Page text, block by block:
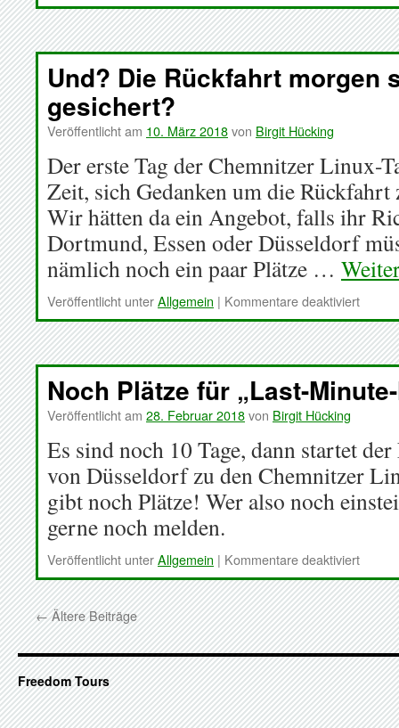
Und? Die Rückfahrt morgen
gesichert?
Veröffentlicht am 10. März 2018von Birgit Hücking
Der erste Tag der Chemnitzer Linux-
Zeit, sich Gedanken um die Rückfahrt
Wir hätten da ein Angebot, falls ihr
Dortmund, Essen oder Düsseldorf
nämlich noch ein paar Plätze …
Veröffentlicht unterAllgemein | Kommentare deaktiviertfür
Und?
Die
schon
Noch Plätze für „Last-
Veröffentlicht am 28. Februar 2018von Birgit Hücking
Es sind noch 10 Tage, dann startet
von Düsseldorf zu den Chemnitzer
gibt noch Plätze! Wer also noch
gerne noch melden.
Veröffentlicht unterAllgemein | Kommentare deaktiviertfür
Noch
Plätze
für
„Last-
frei
←Ältere Beiträge
Freedom Tours